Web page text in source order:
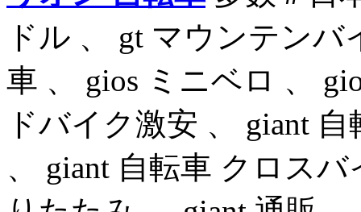
ドル 、 gt マウンテンバ
車 、 gios ミニベロ 、
ドバイク激安 、 giant
、 giant 自転車 クロス